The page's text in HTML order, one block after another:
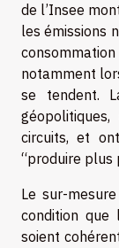
de l’Insee
les émissions
notamment
se tendent.
circuits, et
“produire plus
Le sur-
condition que
soient